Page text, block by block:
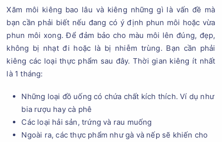
Xăm môi kiêng bao lâu và kiêng những gì là vấn đề mà
bạn cần phải biết nếu đang có ý định phun môi hoặc vừa
phun môi xong. Để đảm bảo cho màu môi lên đúng, đẹp,
không bị nhạt đi hoặc là bị nhiễm trùng. Bạn cần phải
kiêng các loại thực phẩm sau đây. Thời gian kiêng ít nhất
là 1 tháng:
Những loại đồ uống có chứa chất kích thích. Ví dụ như
bia rượu hay cà phê
Các loại hải sản, trứng và rau muống
Ngoài ra, các thực phẩm như gà và nếp sẽ khiến cho